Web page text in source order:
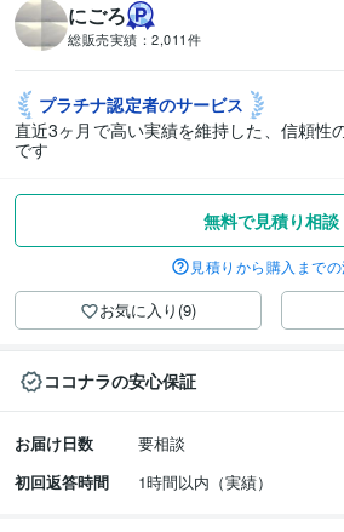
にごろ
総販売実績： 2,011件
プラチナ認定者のサービス
直近3ヶ月で高い実績を維持した、信頼性
です
無料で見積り相談
見積りから購入まで
お気に入り(9)
ココナラの安心保証
お届け日数
要相談
初回返答時間
1時間以内（実績）